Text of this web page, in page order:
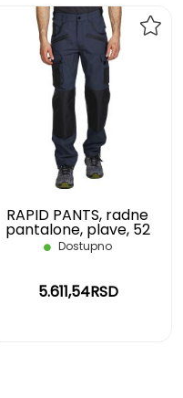
RAPID PANTS, radne
pantalone, plave, 52
Dostupno
5.611,54RSD